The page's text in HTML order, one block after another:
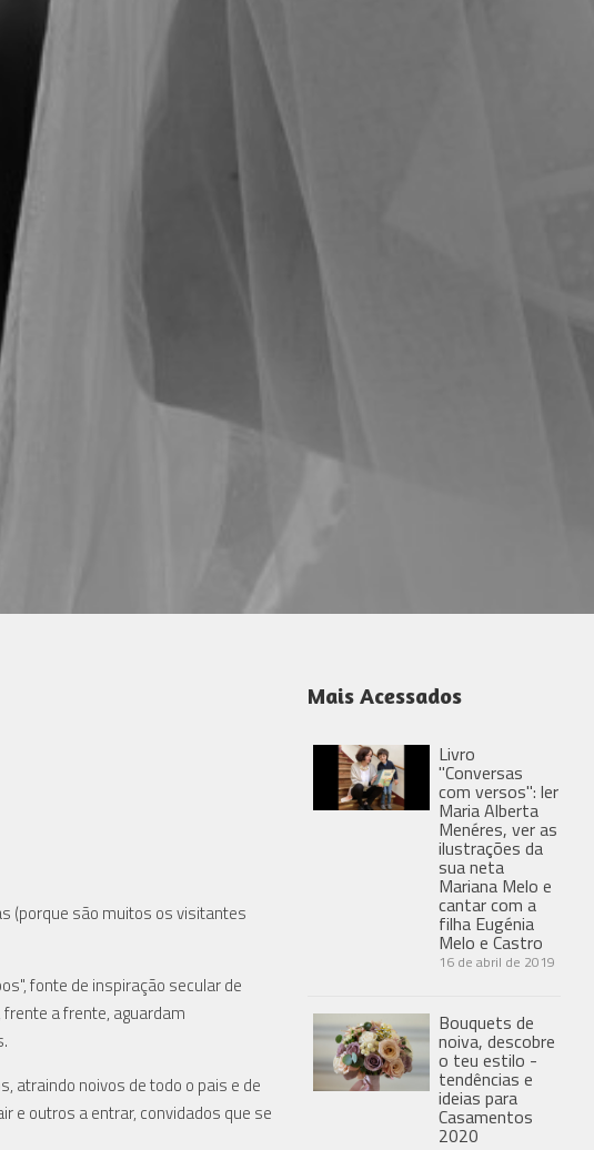
(porque são muitos os visitantes
fonte de inspiração secular de
frente a frente, aguardam
atraindo noivos de todo o pais e de
e outros a entrar, convidados que se
Mais Acessados
Livro
"Conversas
com versos": ler
Maria Alberta
Menéres, ver as
ilustrações da
sua neta
Mariana Melo e
cantar com a
filha Eugénia
Melo e Castro
16 de abril de 2019
Bouquets de
noiva, descobre
o teu estilo -
tendências e
ideias para
Casamentos
2020